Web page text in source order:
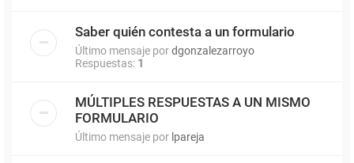
Saber quién contesta a un formulario
Último mensaje pordgonzalezarroyo
Respuestas: 1
MÚLTIPLES RESPUESTAS A UN MISMO
FORMULARIO
Último mensaje por lpareja